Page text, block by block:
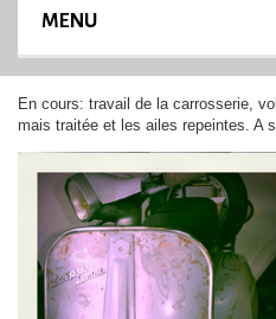
MENU
En cours: travail de la carrosserie,
mais traitée et les ailes repeintes. A